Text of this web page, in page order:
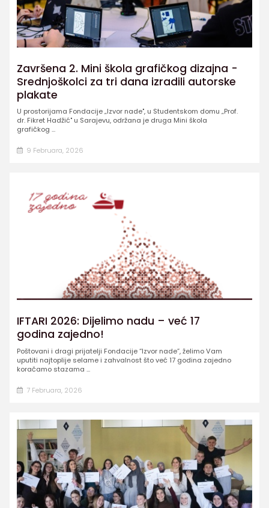
Završena 2. Mini škola grafičkog dizajna -
Srednjoškolci za tri dana izradili autorske
plakate
U prostorijama Fondacije „Izvor nade", u Studentskom domu „Prof.
dr. Fikret Hadžić" u Sarajevu, održana je druga Mini škola
grafičkog ...
9 Februara, 2026
IFTARI 2026: Dijelimo nadu – već 17
godina zajedno!
Poštovani i dragi prijatelji Fondacije “Izvor nade”, želimo Vam
uputiti najtoplije selame i zahvalnost što već 17 godina zajedno
koračamo stazama ...
7 Februara, 2026